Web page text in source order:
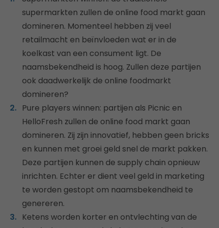
supermarkten zullen de online food markt gaan
domineren. Momenteel hebben zij veel
retailmacht en beïnvloeden wat er in de
koelkast van een consument ligt. De
naamsbekendheid is hoog. Zullen deze partijen
ook daadwerkelijk de online foodmarkt
domineren?
Pure players winnen: partijen als Picnic en
HelloFresh zullen de online food markt gaan
domineren. Zij zijn innovatief, hebben geen bricks
en kunnen met groei geld snel de markt pakken.
Deze partijen kunnen de supply chain opnieuw
inrichten. Echter er dient veel geld in marketing
te worden gestopt om naamsbekendheid te
genereren.
Ketens worden korter en ontvlechting van de